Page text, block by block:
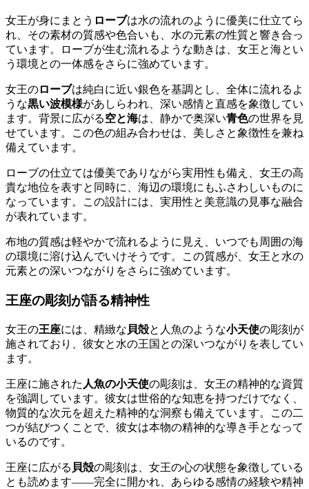
女王が身にまとう ローブは水の流れのように優美に仕立てら
れ、その素材の質感や色合いも、水の元素の性質と響き合っ
ています。ローブが生む流れるような動きは、女王と海とい
う環境との一体感をさらに強めています。
女王のローブは純白に近い銀色を基調とし、全体に流れるよ
うな黒い波模様があしらわれ、深い感情と直感を象徴してい
ます。背景に広がる空と海は、静かで奥深い青色の世界を見
せています。この色の組み合わせは、美しさと象徴性を兼ね
備えています。
ローブの仕立ては優美でありながら実用性も備え、女王の高
貴な地位を表すと同時に、海辺の環境にもふさわしいものに
なっています。この設計には、実用性と美意識の見事な融合
が表れています。
布地の質感は軽やかで流れるように見え、いつでも周囲の海
の環境に溶け込んでいけそうです。この質感が、女王と水の
元素との深いつながりをさらに強めています。
王座の彫刻が語る精神性
女王の王座には、精緻な 貝殻と人魚のような小天使の彫刻が
施されており、彼女と水の王国との深いつながりを表してい
ます。
王座に施された 人魚の小天使の彫刻は、女王の精神的な資質
を強調しています。彼女は世俗的な知恵を持つだけでなく、
物質的な次元を超えた精神的な洞察も備えています。この二
つが結びつくことで、彼女は本物の精神的な導き手となって
いるのです。
王座に広がる 貝殻の彫刻は、女王の心の状態を象徴している
とも読めます――完全に開かれ、あらゆる感情の経験や精神